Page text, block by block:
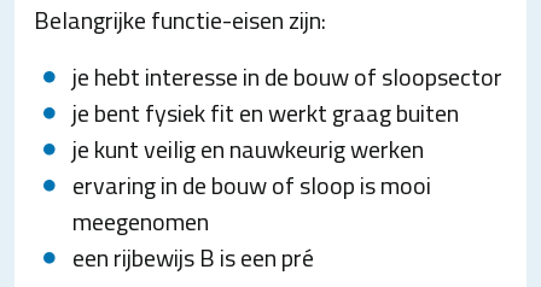
Belangrijke functie-eisen zijn:
je hebt interesse in de bouw of sloopsector
je bent fysiek fit en werkt graag buiten
je kunt veilig en nauwkeurig werken
ervaring in de bouw of sloop is mooi
meegenomen
een rijbewijs B is een pré